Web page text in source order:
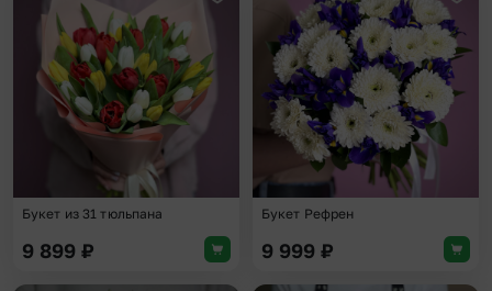
Добавить в избранное
Букет из 31 тюльпана
9 899 ₽
Букет Рефрен
9 999 ₽